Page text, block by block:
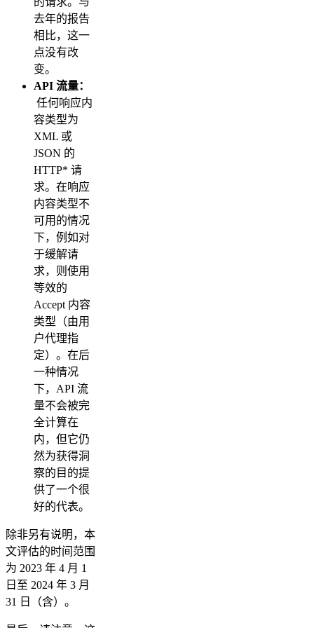
去年的报告
相比，这一
点没有改
变。
API 流量：
任何响应内
容类型为
XML 或
JSON 的
HTTP* 请
求。在响应
内容类型不
可用的情况
下，例如对
于缓解请
求，则使用
等效的
Accept 内容
类型（由用
户代理指
定）。在后
一种情况
下，API 流
量不会被完
全计算在
内，但它仍
然为获得洞
察的目的提
供了一个很
好的代表。
除非另有说明，本
文评估的时间范围
为 2023 年 4 月 1
日至 2024 年 3 月
31 日（含）。